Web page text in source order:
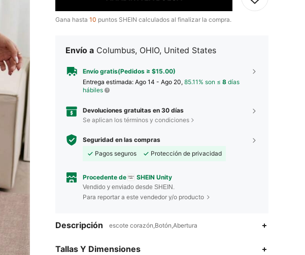
Gana hasta 10 puntos SHEIN calculados al finalizar la compra.
Envío a Columbus, OHIO, United States
Envío gratis(Pedidos ≥ $15.00)
Entrega estimada: Ago 14 - Ago 20, 85.11% son ≤ 8 días
hábiles
Devoluciones gratuitas en 30 días
Se aplican los términos y condiciones
Seguridad en las compras
Pagos seguros
Protección de privacidad
Procedente de SHEIN Unity
Vendido y enviado desde SHEIN.
Para reportar a este vendedor y/o producto
Descripción escote corazón,Botón,Abertura
Tallas Y Dimensiones